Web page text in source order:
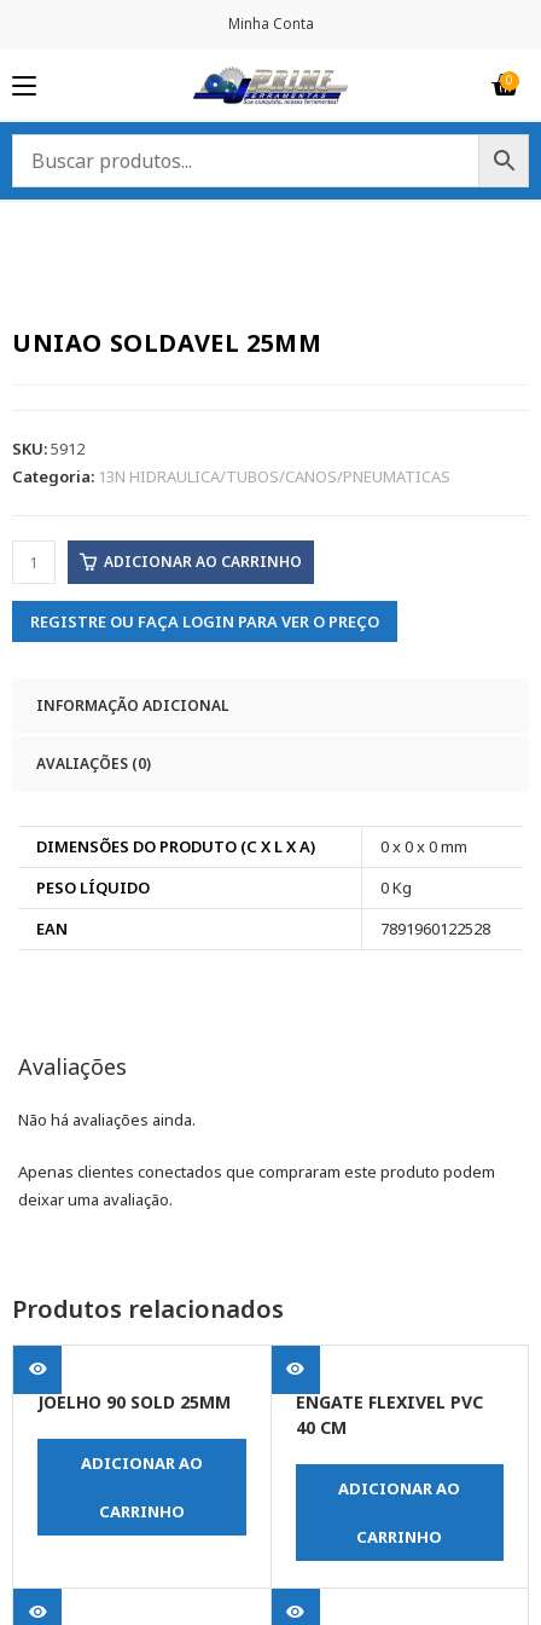
Minha Conta
UNIAO SOLDAVEL 25MM
SKU:5912
Categoria: 13N HIDRAULICA/TUBOS/CANOS/PNEUMATICAS
ADICIONAR AO CARRINHO
REGISTRE OU FAÇA LOGIN PARA VER O PREÇO
INFORMAÇÃO ADICIONAL
AVALIAÇÕES (0)
DIMENSÕES DO PRODUTO (C X L X A)
0 x 0 x 0 mm
PESO LÍQUIDO
0 Kg
EAN
7891960122528
Avaliações
Não há avaliações ainda.
Apenas clientes conectados que compraram este produto podem
deixar uma avaliação.
Produtos relacionados
JOELHO 90 SOLD 25MM
ADICIONAR AO
CARRINHO
ENGATE FLEXIVEL PVC
40 CM
ADICIONAR AO
CARRINHO